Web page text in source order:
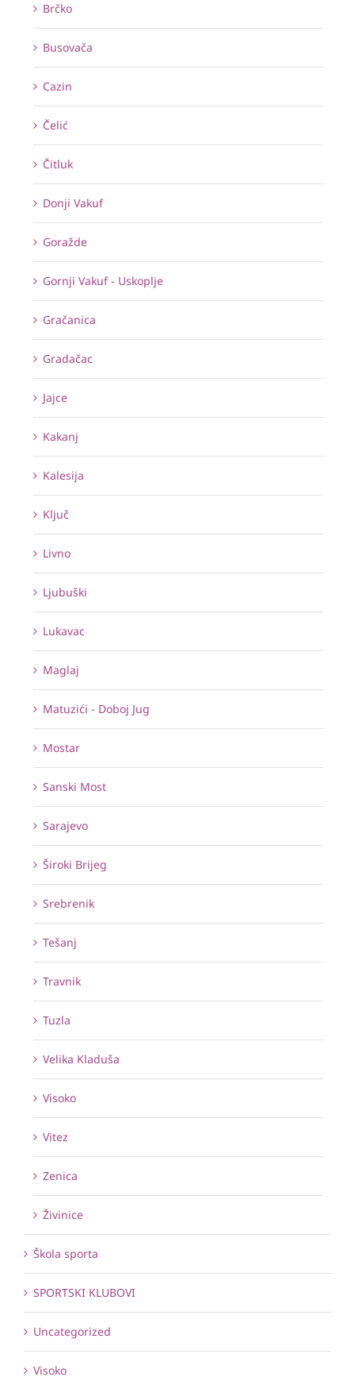
Brčko
Busovača
Cazin
Čelić
Čitluk
Donji Vakuf
Goražde
Gornji Vakuf - Uskoplje
Gračanica
Gradačac
Jajce
Kakanj
Kalesija
Ključ
Livno
Ljubuški
Lukavac
Maglaj
Matuzići - Doboj Jug
Mostar
Sanski Most
Sarajevo
Široki Brijeg
Srebrenik
Tešanj
Travnik
Tuzla
Velika Kladuša
Visoko
Vitez
Zenica
Živinice
Škola sporta
SPORTSKI KLUBOVI
Uncategorized
Visoko